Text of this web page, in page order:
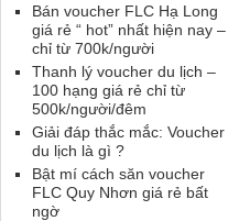
Bán voucher FLC Hạ Long
giá rẻ “ hot” nhất hiện nay –
chỉ từ 700k/người
Thanh lý voucher du lịch –
100 hạng giá rẻ chỉ từ
500k/người/đêm
Giải đáp thắc mắc: Voucher
du lịch là gì ?
Bật mí cách săn voucher
FLC Quy Nhơn giá rẻ bất
ngờ